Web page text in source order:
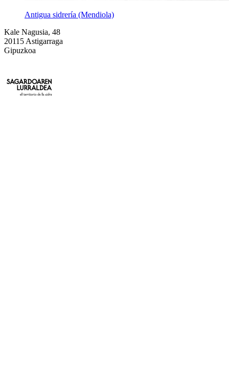
Antigua sidrería (Mendiola)
Kale Nagusia, 48
20115 Astigarraga
Gipuzkoa